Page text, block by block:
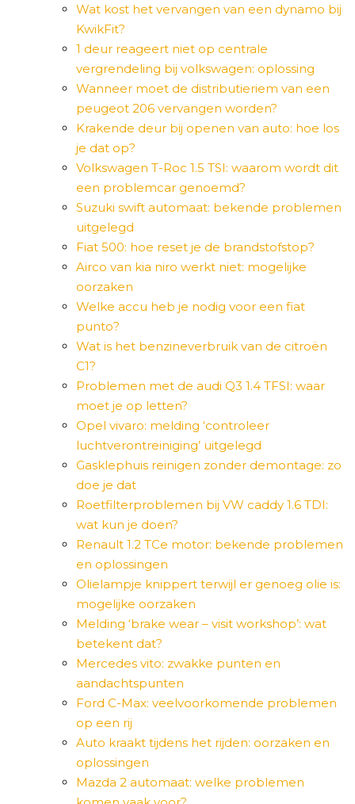
Wat kost het vervangen van een dynamo bij
KwikFit?
1 deur reageert niet op centrale
vergrendeling bij volkswagen: oplossing
Wanneer moet de distributieriem van een
peugeot 206 vervangen worden?
Krakende deur bij openen van auto: hoe los
je dat op?
Volkswagen T-Roc 1.5 TSI: waarom wordt dit
een problemcar genoemd?
Suzuki swift automaat: bekende problemen
uitgelegd
Fiat 500: hoe reset je de brandstofstop?
Airco van kia niro werkt niet: mogelijke
oorzaken
Welke accu heb je nodig voor een fiat
punto?
Wat is het benzineverbruik van de citroën
C1?
Problemen met de audi Q3 1.4 TFSI: waar
moet je op letten?
Opel vivaro: melding ‘controleer
luchtverontreiniging’ uitgelegd
Gasklephuis reinigen zonder demontage: zo
doe je dat
Roetfilterproblemen bij VW caddy 1.6 TDI:
wat kun je doen?
Renault 1.2 TCe motor: bekende problemen
en oplossingen
Olielampje knippert terwijl er genoeg olie is:
mogelijke oorzaken
Melding ‘brake wear – visit workshop’: wat
betekent dat?
Mercedes vito: zwakke punten en
aandachtspunten
Ford C-Max: veelvoorkomende problemen
op een rij
Auto kraakt tijdens het rijden: oorzaken en
oplossingen
Mazda 2 automaat: welke problemen